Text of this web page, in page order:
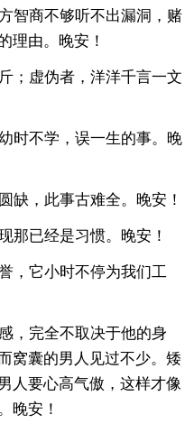
智商不够听不出漏洞，赌
理由。晚安！
；虚伪者，洋洋千言一文
时不学，误一生的事。晚
缺，此事古难全。晚安！
那已经是习惯。晚安！
，它小时不停为我们工
，完全不取决于他的身
窝囊的男人见过不少。矮
人要心高气傲，这样才像
晚安！